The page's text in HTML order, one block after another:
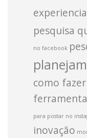
pesquisa
no facebook
como
para postar no
inovação